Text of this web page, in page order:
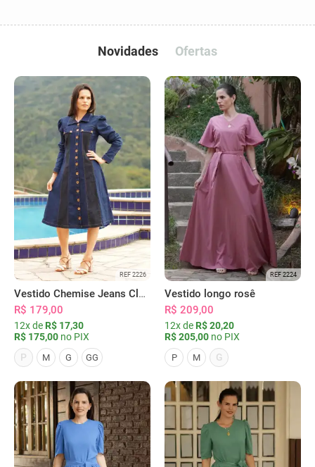
Novidades Ofertas
REF 2226
Vestido Chemise Jeans Clássica Serena
R$ 179,00
12x de R$ 17,30
R$ 175,00 no PIX
P
M G GG
REF 2224
Vestido longo rosê
R$ 209,00
12x de R$ 20,20
R$ 205,00 no PIX
P M G